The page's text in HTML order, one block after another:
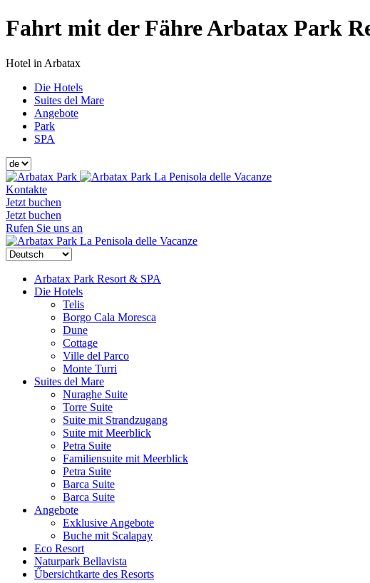
Fahrt mit der Fähre Arbatax Park
Hotel in Arbatax
Die Hotels
Suites del Mare
Angebote
Park
SPA
La Penisola delle Vacanze
Kontakte
Jetzt buchen
Jetzt buchen
Rufen Sie uns an
La Penisola delle Vacanze
Arbatax Park Resort & SPA
Die Hotels
Telis
Borgo Cala Moresca
Dune
Cottage
Ville del Parco
Monte Turri
Suites del Mare
Nuraghe Suite
Torre Suite
Suite mit Strandzugang
Suite mit Meerblick
Petra Suite
Familiensuite mit Meerblick
Petra Suite
Barca Suite
Barca Suite
Angebote
Exklusive Angebote
Buche mit Scalapay
Eco Resort
Naturpark Bellavista
Űbersichtkarte des Resorts